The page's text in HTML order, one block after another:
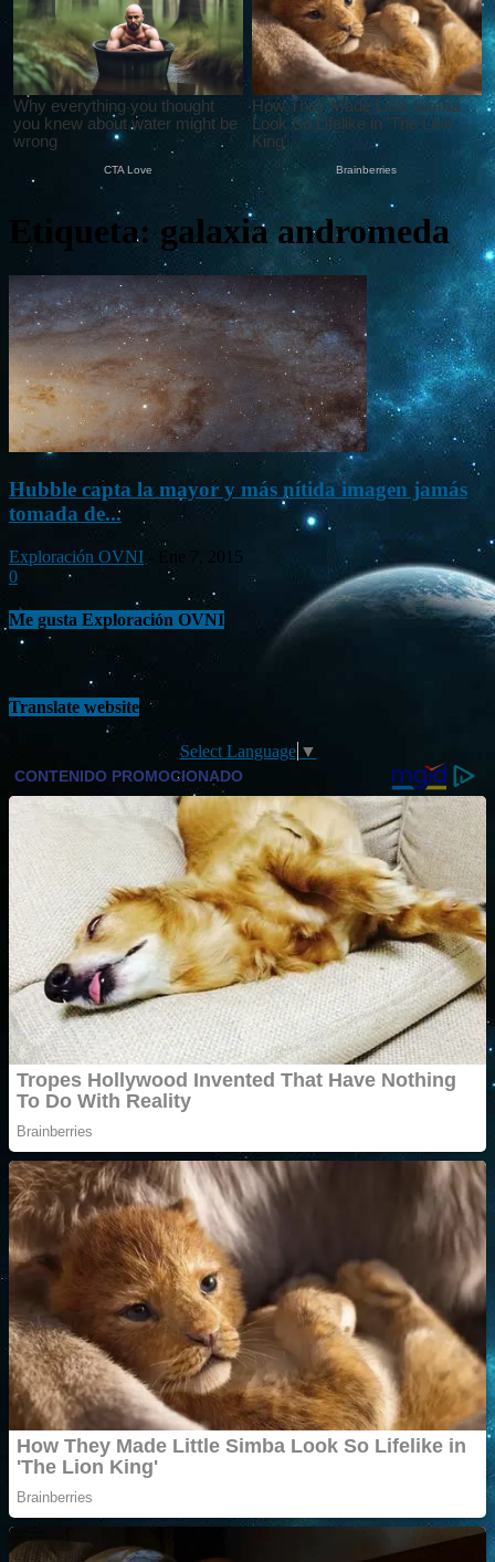
Etiqueta: galaxia andromeda
Hubble capta la mayor y más nítida imagen jamás
tomada de...
Exploración OVNI
Ene 7, 2015
0
Me gusta Exploración OVNI
Translate website
Select Language ▼